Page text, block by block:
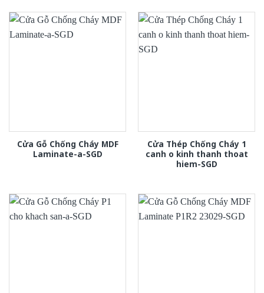
Cửa Gỗ Chống Cháy MDF
Laminate-a-SGD
Cửa Thép Chống Cháy 1
canh o kinh thanh thoat
hiem-SGD